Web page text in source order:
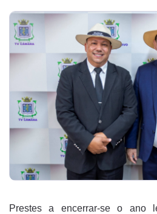
Prestes a encerrar-se o ano